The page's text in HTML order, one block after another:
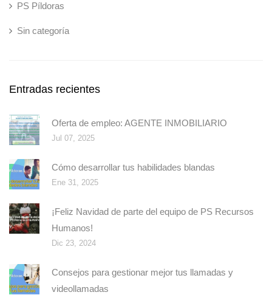
PS Píldoras
Sin categoría
Entradas recientes
Oferta de empleo: AGENTE INMOBILIARIO
Jul 07, 2025
Cómo desarrollar tus habilidades blandas
Ene 31, 2025
¡Feliz Navidad de parte del equipo de PS Recursos
Humanos!
Dic 23, 2024
Consejos para gestionar mejor tus llamadas y
videollamadas